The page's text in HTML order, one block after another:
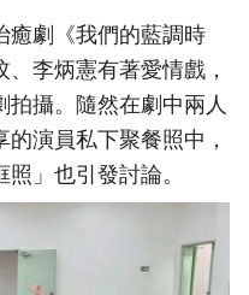
癒劇《我們的藍調時
李炳憲有著愛情戲，
拍攝。隨然在劇中兩人
演員私下聚餐照中，
」也引發討論。